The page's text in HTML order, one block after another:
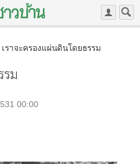
ราจะครองแผ่นดินโดยธรรม
ม
00:00